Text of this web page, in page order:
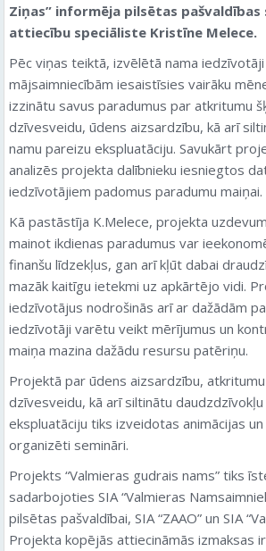
Ziņas” informēja pilsētas pašvaldības
attiecību speciāliste Kristīne Melece.
Pēc viņas teiktā, izvēlētā nama
mājsaimniecībām iesaistīsies vairāku
izzinātu savus paradumus par atkritumu
dzīvesveidu, ūdens aizsardzību, kā arī
namu pareizu ekspluatāciju. Savukārt
analizēs projekta dalībnieku iesniegtos
iedzīvotājiem padomus paradumu maiņai.
Kā pastāstīja K.Melece, projekta
mainot ikdienas paradumus var
finanšu līdzekļus, gan arī kļūt dabai
mazāk kaitīgu ietekmi uz apkārtējo vidi.
iedzīvotājus nodrošinās arī ar dažādām
iedzīvotāji varētu veikt mērījumus un
maiņa mazina dažādu resursu patēriņu.
Projektā par ūdens aizsardzību,
dzīvesveidu, kā arī siltinātu
ekspluatāciju tiks izveidotas animācijas
organizēti semināri.
Projekts “Valmieras gudrais nams” tiks
sadarbojoties SIA “Valmieras
pilsētas pašvaldībai, SIA “ZAAO” un SIA
Projekta kopējās attiecināmās izmaksas